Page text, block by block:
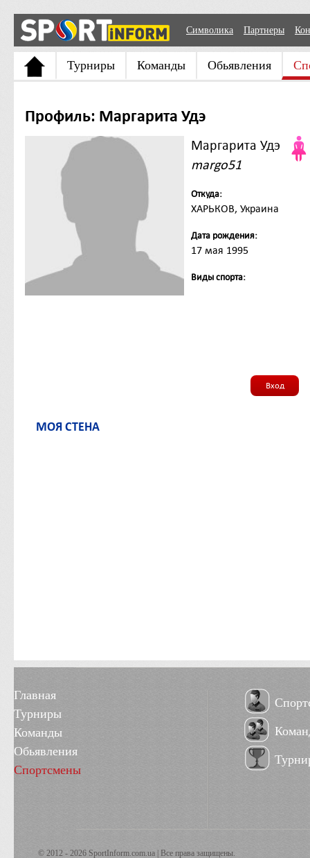
Символика Партнеры
Турниры Команды Обьявления
Профиль: Маргарита Удэ
Маргарита Удэ
margo51
Откуда:
ХАРЬКОВ, Украина
Дата рождения:
17 мая 1995
Виды спорта:
Вход
МОЯ СТЕНА
Главная
Турниры
Команды
Обьявления
Спортсмены
© 2012 - 2026 SportInform.com.ua | Все права защищены.